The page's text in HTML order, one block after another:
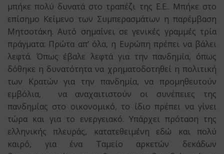
μπήκε πολύ δυνατά στο τραπέζι της Ε.Ε.. Μπήκε στο
επίσημο Κείμενο των Συμπερασμάτων η παρέμβαση
Μητσοτάκη. Αυτό σημαίνει σε γενικές γραμμές τρία
πράγματα: Πρώτα απ’ όλα, η Ευρώπη πρέπει να βάλει
λεφτά. Όπως έβαλε λεφτά για την πανδημία, όπως
δόθηκε η δυνατότητα να χρηματοδοτηθεί η πολιτική
των Κρατών για την πανδημία, να προμηθευτούν
εμβόλια, να αναχαιτιστούν οι συνέπειες της
πανδημίας στο οικονομικό, το ίδιο πρέπει να γίνει
τώρα και για το ενεργειακό. Υπάρχει πρόταση της
ελληνικής πλευράς, κατατεθειμένη εδώ και πολύ
καιρό, για ένα Ταμείο αρκετών δεκάδων